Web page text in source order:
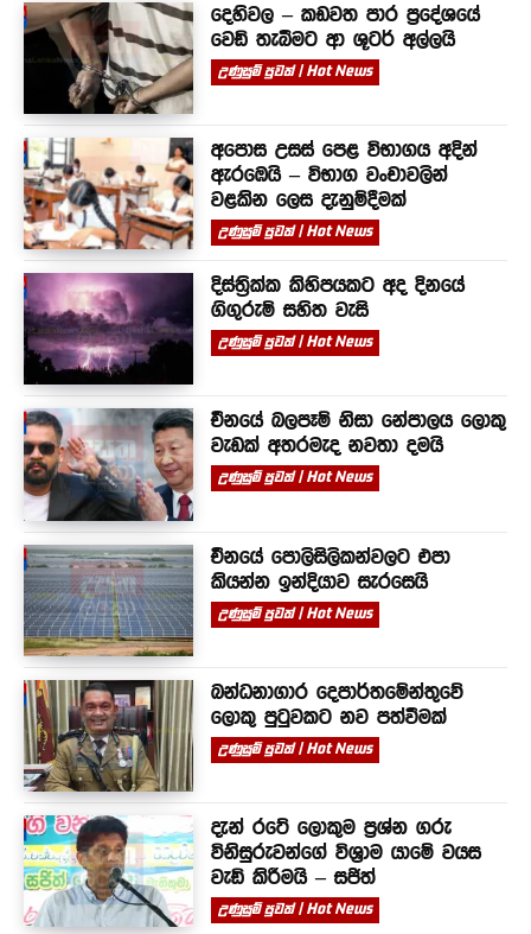
දෙහිවල – කඩවත පාර ප්‍රදේශයේ
වෙඩි තැබීමට ආ ශූටර් අල්ලයි
උණුසුම් පුවත් | Hot News
අපොස උසස් පෙළ විභාගය අදින්
ඇරඹෙයි – විභාග වංචාවලින්
වළකින ලෙස දැනුම්දීමක්
උණුසුම් පුවත් | Hot News
දිස්ත්‍රික්ක කිහිපයකට අද දිනයේ
ගිගුරුම් සහිත වැසි
උණුසුම් පුවත් | Hot News
චීනයේ බලපෑම් නිසා නේපාලය ලොකු
වැඩක් අතරමැද නවතා දමයි
උණුසුම් පුවත් | Hot News
චීනයේ පොලිසිලිකන්වලට එපා
කියන්න ඉන්දියාව සැරසෙයි
උණුසුම් පුවත් | Hot News
බන්ධනාගාර දෙපාර්තමේන්තුවේ
ලොකු පුටුවකට නව පත්වීමක්
උණුසුම් පුවත් | Hot News
දැන් රටේ ලොකුම ප්‍රශ්න ගරු
විනිසුරුවන්ගේ විශ්‍රාම යාමේ වයස
වැඩි කිරීමයි – සජිත්
උණුසුම් පුවත් | Hot News